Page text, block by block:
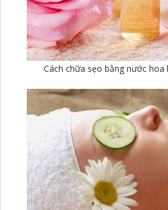
Cách chữa sẹo bằng nước hoa